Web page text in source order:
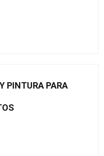
PINTURA PARA